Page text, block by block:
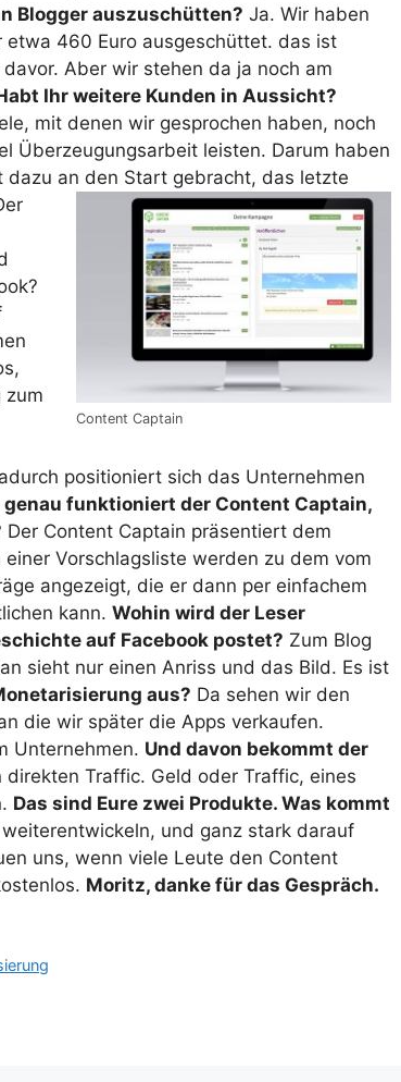
Blogger auszuschütten? Ja. Wir haben
460 Euro ausgeschüttet. das ist
Aber wir stehen da ja noch am
Ihr weitere Kunden in Aussicht?
mit denen wir gesprochen haben, noch
Überzeugungsarbeit leisten. Darum haben
dazu an den Start gebracht, das letzte
Content Captain
zum
positioniert sich das Unternehmen
genau funktioniert der Content Captain,
Der Content Captain präsentiert dem
Vorschlagsliste werden zu dem vom
angezeigt, die er dann per einfachem
kann. Wohin wird der Leser
auf Facebook postet? Zum Blog
sieht nur einen Anriss und das Bild. Es ist
aus? Da sehen wir den
die wir später die Apps verkaufen.
Unternehmen. Und davon bekommt der
Traffic. Geld oder Traffic, eines
Das sind Eure zwei Produkte. Was kommt
und ganz stark darauf
uns, wenn viele Leute den Content
Moritz, danke für das Gespräch.